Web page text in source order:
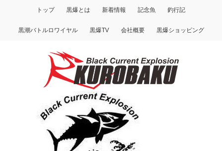
トップ 黒爆とは 新着情報 記念魚 釣行記
黒潮バトルロワイヤル 黒爆TV 会社概要 黒爆ショッピング